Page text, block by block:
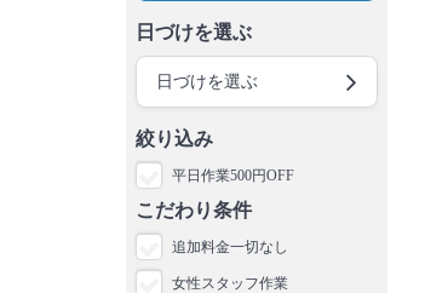
日づけを選ぶ
日づけを選ぶ
絞り込み
平日作業500円OFF
こだわり条件
追加料金一切なし
女性スタッフ作業